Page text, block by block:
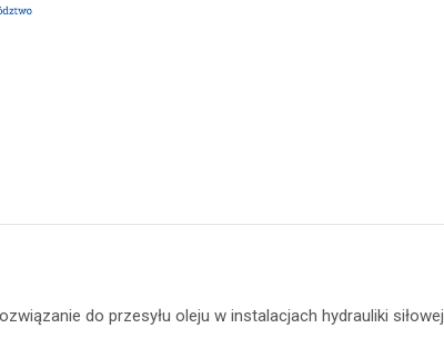
do przesyłu oleju w instalacjach hydrauliki siłowej